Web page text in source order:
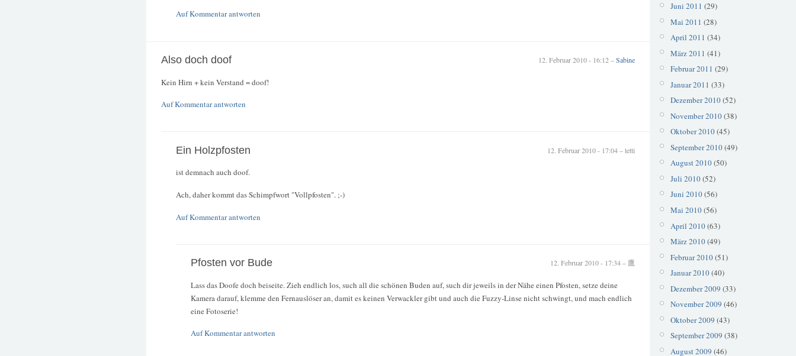
Auf Kommentar antworten
12. Februar 2010 - 16:12 –Sabine
Also doch doof
Kein Hirn + kein Verstand = doof!
Auf Kommentar antworten
12. Februar 2010 - 17:04 – tetti
Ein Holzpfosten
ist demnach auch doof.
Ach, daher kommt das Schimpfwort "Vollpfosten". ;-)
Auf Kommentar antworten
12. Februar 2010 - 17:34 – 鷹
Pfosten vor Bude
Lass das Doofe doch beiseite. Zieh endlich los, such all die schönen Buden auf, such dir jeweils in der Nähe einen Pfosten, setze deine
Kamera darauf, klemme den Fernauslöser an, damit es keinen Verwackler gibt und auch die Fuzzy-Linse nicht schwingt, und mach endlich
eine Fotoserie!
Auf Kommentar antworten
Juni 2011 (29)
Mai 2011 (28)
April 2011 (34)
März 2011 (41)
Februar 2011 (29)
Januar 2011 (33)
Dezember 2010(52)
November 2010(38)
Oktober 2010(45)
September 2010(49)
August 2010(50)
Juli 2010(52)
Juni 2010(56)
Mai 2010(56)
April 2010(63)
März 2010(49)
Februar 2010(51)
Januar 2010(40)
Dezember 2009 (33)
November 2009 (46)
Oktober 2009 (43)
September 2009 (38)
August 2009 (46)